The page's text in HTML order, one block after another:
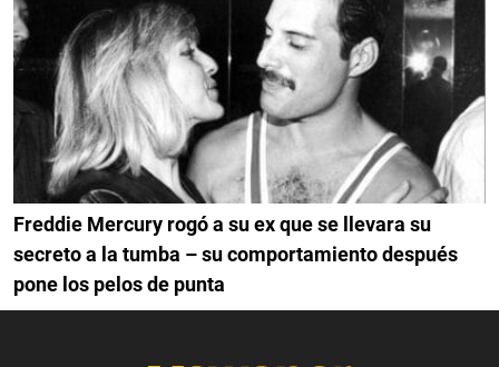
Freddie Mercury rogó a su ex que se llevara su
secreto a la tumba – su comportamiento después
pone los pelos de punta